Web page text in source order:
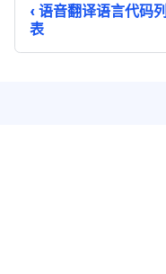
语音翻译语言代码列
表